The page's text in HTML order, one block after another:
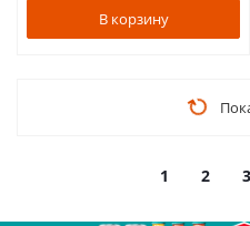
В корзину
1 2 3